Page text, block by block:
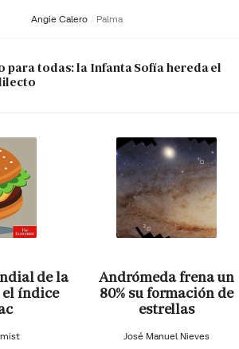
Angie Calero Palma
para todas: la Infanta Sofía hereda el
de la
el índice
Andrómeda frena un
80% su formación de
estrellas
José Manuel Nieves